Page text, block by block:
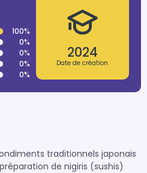
100%
0%
0%
0%
0%
2024
Date de création
traditionnels japonais
de nigiris (sushis)